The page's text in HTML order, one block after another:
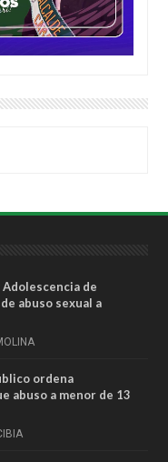
de
abuso sexual a
ordena
abuso a menor de 13